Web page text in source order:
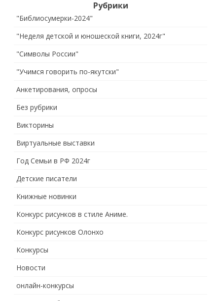
Рубрики
"Библиосумерки-2024"
"Неделя детской и юношеской книги, 2024г"
"Символы России"
"Учимся говорить по-якутски"
Анкетирования, опросы
Без рубрики
Викторины
Виртуальные выставки
Год Семьи в РФ 2024г
Детские писатели
Книжные новинки
Конкурс рисунков в стиле Аниме.
Конкурс рисунков Олонхо
Конкурсы
Новости
онлайн-конкурсы